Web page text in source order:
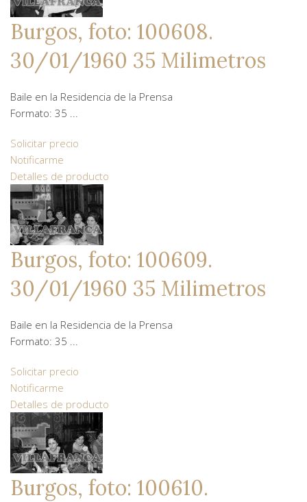
Burgos, foto: 100608.
30/01/1960 35 Milimetros
Baile en la Residencia de la Prensa
Formato: 35 ...
Solicitar precio
Notificarme
Detalles de producto
Burgos, foto: 100609.
30/01/1960 35 Milimetros
Baile en la Residencia de la Prensa
Formato: 35 ...
Solicitar precio
Notificarme
Detalles de producto
Burgos, foto: 100610.